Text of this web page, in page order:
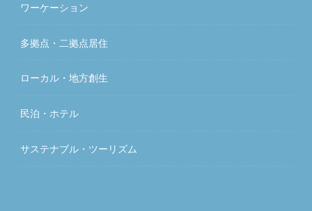
ワーケーション
多拠点・二拠点居住
ローカル・地方創生
民泊・ホテル
サステナブル・ツーリズム